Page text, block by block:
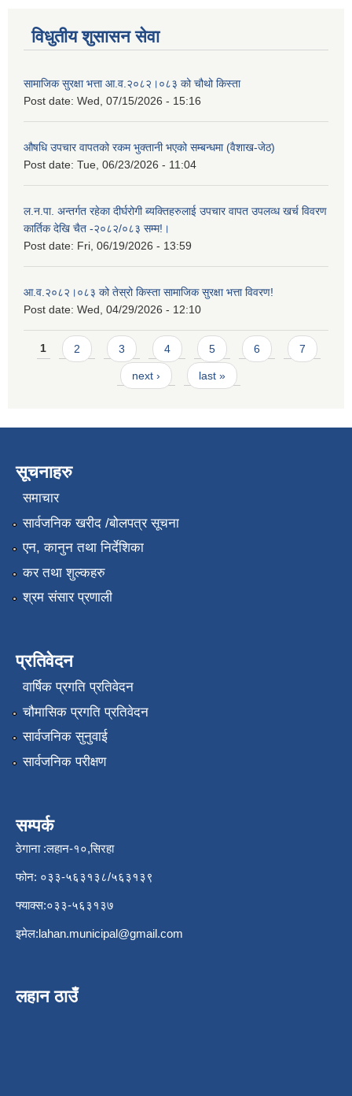
विधुतीय शुसासन सेवा
सामाजिक सुरक्षा भत्ता आ.व.२०८२।०८३ को चौथो किस्ता
Post date: Wed, 07/15/2026 - 15:16
औषधि उपचार वापतको रकम भुक्तानी भएको सम्बन्धमा (वैशाख-जेठ)
Post date: Tue, 06/23/2026 - 11:04
ल.न.पा. अन्तर्गत रहेका दीर्घरोगी ब्यक्तिहरुलाई उपचार वापत उपलव्ध खर्च विवरण
कार्तिक देखि चैत -२०८२/०८३ सम्म!।
Post date: Fri, 06/19/2026 - 13:59
आ.व.२०८२।०८३ को तेस्रो किस्ता सामाजिक सुरक्षा भत्ता विवरण!
Post date: Wed, 04/29/2026 - 12:10
Pages
1 2 3 4 5 6 7
next › last »
सूचनाहरु
समाचार
सार्वजनिक खरीद /बोलपत्र सूचना
एन, कानुन तथा निर्देशिका
कर तथा शुल्कहरु
श्रम संसार प्रणाली
प्रतिवेदन
वार्षिक प्रगति प्रतिवेदन
चौमासिक प्रगति प्रतिवेदन
सार्वजनिक सुनुवाई
सार्वजनिक परीक्षण
सम्पर्क
ठेगाना :लहान-१०,सिरहा
फोन: ०३३-५६३१३८/५६३१३९
फ्याक्स:०३३-५६३१३७
इमेल:lahan.municipal@gmail.com
लहान ठाउँ